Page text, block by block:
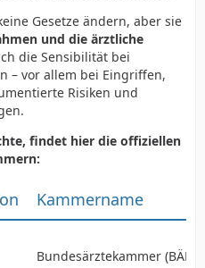
Gesetze ändern, aber sie
und die ärztliche
die Sensibilität bei
– vor allem bei Eingriffen,
Risiken und
findet hier die offiziellen
Kammername
Bundesärztekammer (BÄK)